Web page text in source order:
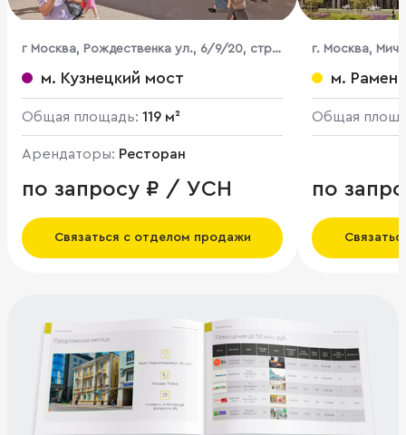
г Москва, Рождественка ул., 6/9/20, стр.
1
м. Кузнецкий мост
Общая площадь: 119 м²
Арендаторы: Ресторан
по запросу ₽ / УСН
Связаться с отделом продажи
г. Москва,
м.
Общая
по